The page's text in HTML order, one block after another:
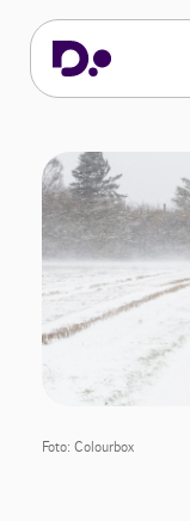
Foto: Colourbox